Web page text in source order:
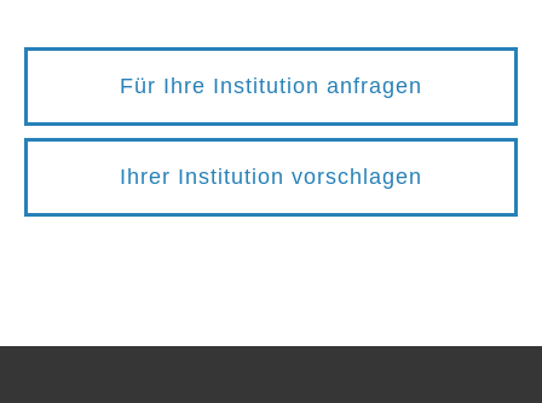
Für Ihre Institution anfragen
Ihrer Institution vorschlagen